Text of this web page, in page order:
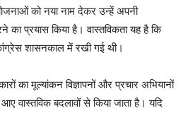
को नया नाम देकर उन्हें अपनी
प्रयास किया है। वास्तविकता यह है कि
शासनकाल में रखी गई थी।
का मूल्यांकन विज्ञापनों और प्रचार अभियानों
वास्तविक बदलावों से किया जाता है। यदि